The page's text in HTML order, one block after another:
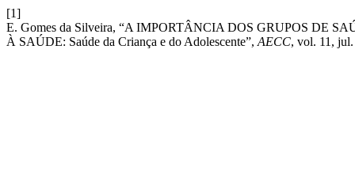
[1]
E. Gomes da Silveira, “A IMPORTÂNCIA DOS GRUPOS DE
À SAÚDE: Saúde da Criança e do Adolescente”, AECC, vol. 11,